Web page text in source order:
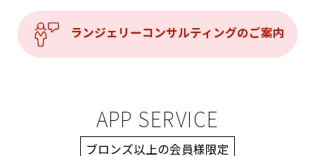
ランジェリーコンサルティングのご案内
APP SERVICE
ブロンズ以上の会員様限定